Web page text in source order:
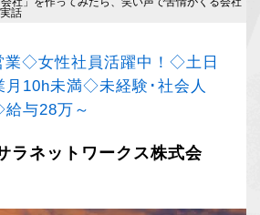
話
業◇女性社員活躍中！◇土日
10h未満◇未経験･社会人
与28万～
ラネットワークス株式会